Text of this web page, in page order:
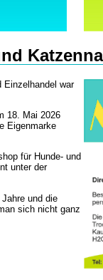
Einzelhandel war
18. Mai 2026
Eigenmarke
für Hunde- und
unter der
und die
sich nicht ganz